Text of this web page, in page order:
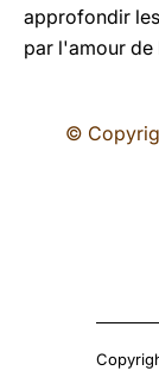
approfondir
par l'amour de
©